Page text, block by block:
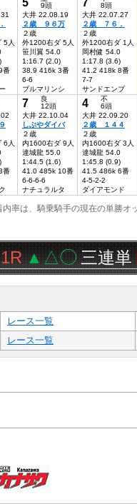
5人
番
9頭
大井 22.08.19
２歳 ９６万
２歳
外1200右ダ 5人
笹川翼 54.0
1:16.7 (2.0)
38.9 416k 3番
6-6
ブルマリンシ
8頭
大井 22.07.27
２歳 ７６．
２歳
外1200右ダ 1人
岡村健 54.0
1:17.8 (3.6)
41.2 418k 8番
7-7
サンドエンプ
6人
番
7
良
12頭
大井 22.10.04
しぶやダイバ
２歳
内1600右ダ 9人
達城龍 55.0
1:44.5 (1.6)
41.0 485k 10番
6-6-6-6
ナチュラルタ
4
不
6頭
大井 22.09.20
２歳 １４４
２歳
内1600右ダ 3人
達城龍 54.0
1:45.8 (0.9)
41.5 486k 6番
4-5-2-2
ダイアモンド
率は、騎乗騎手の現在の単勝オ
三連単
レース一覧
レース一覧